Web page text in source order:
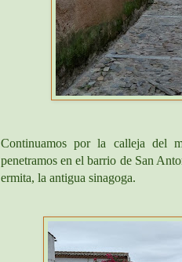
Continuamos por la calleja del
penetramos en el barrio de San
ermita, la antigua sinagoga.